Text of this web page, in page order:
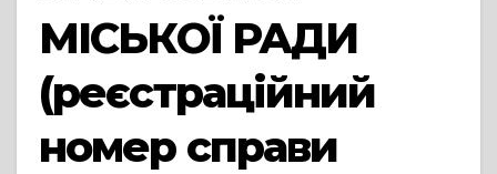
МІСЬКОЇ РАДИ
(реєстраційний
номер справи